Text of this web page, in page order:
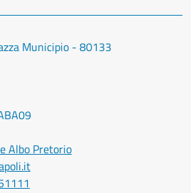
Municipio - 80133
Albo Pretorio